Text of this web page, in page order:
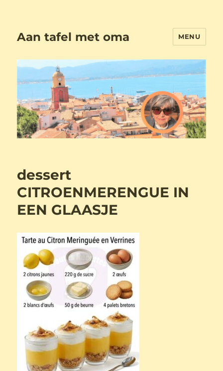
Aan tafel met oma MENU
dessert
CITROENMERENGUE IN
EEN GLAASJE